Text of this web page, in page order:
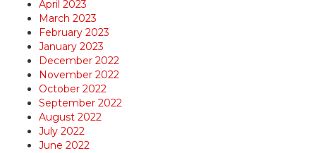
April 2023
March 2023
February 2023
January 2023
December 2022
November 2022
October 2022
September 2022
August 2022
July 2022
June 2022